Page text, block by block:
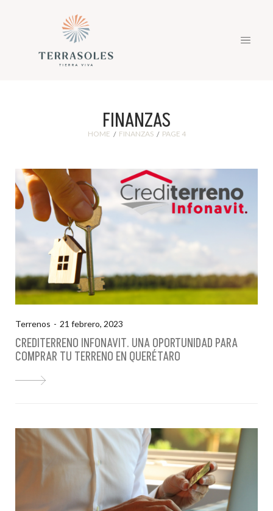
FINANZAS
HOME / FINANZAS / PAGE 4
Terrenos 21 febrero, 2023
CREDITERRENO INFONAVIT. UNA OPORTUNIDAD PARA
COMPRAR TU TERRENO EN QUERÉTARO